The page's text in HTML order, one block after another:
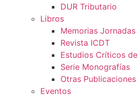
DUR Tributario
Libros
Memorias Jornadas
Revista ICDT
Estudios Críticos
Serie Monografías
Otras Publicaciones
Eventos